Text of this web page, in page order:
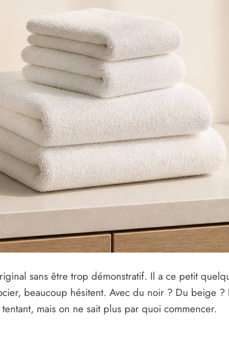
sans être trop démonstratif. Il a ce petit
beaucoup hésitent. Avec du noir ? Du beige
mais on ne sait plus par quoi commencer.